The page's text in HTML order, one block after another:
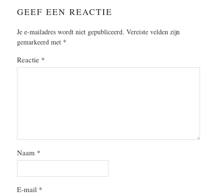
GEEF EEN REACTIE
Je e-mailadres wordt niet gepubliceerd. Vereiste velden zijn
gemarkeerd met *
Reactie *
Naam *
E-mail *